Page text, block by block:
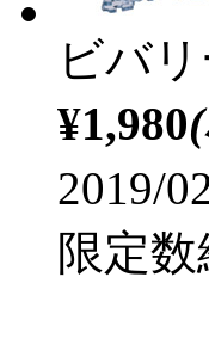
ビバ
¥1,980
2019/
限定数